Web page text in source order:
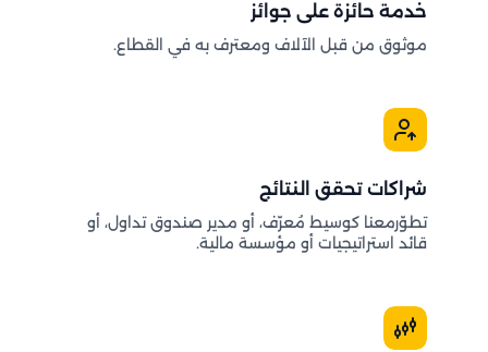
خدمة حائزة على جوائز
موثوق من قبل الآلاف ومعترف به في القطاع.
شراكات تحقق النتائج
تطوّرمعنا كوسيط مُعرّف، أو مدير صندوق تداول، أو
قائد استراتيجيات أو مؤسسة مالية.